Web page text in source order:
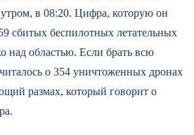
в 08:20. Цифра, которую он
сбитых беспилотных летательных
над областью. Если брать всю
о 354 уничтоженных дронах
размах, который говорит о